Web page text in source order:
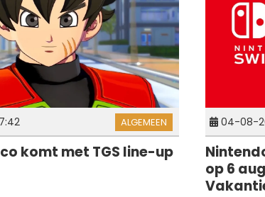
ALGEMEEN
komt met TGS line-up
04-08-
op 6